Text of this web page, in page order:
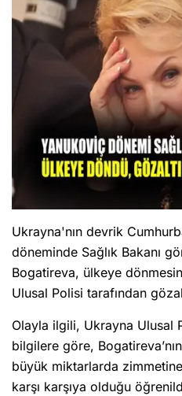
Ukrayna'nın devrik
döneminde Sağlık Bakanı
Bogatireva, ülkeye
Ulusal Polisi tarafından
Olayla ilgili, Ukrayna Ulusal
bilgilere göre,
büyük miktarlarda
karşı karşıya olduğu